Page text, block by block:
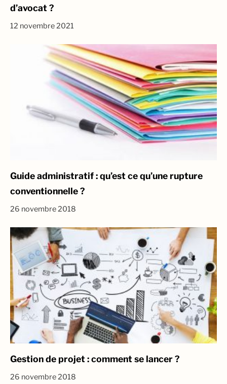
d’avocat ?
12 novembre 2021
Guide administratif : qu’est ce qu’une rupture
conventionnelle ?
26 novembre 2018
Gestion de projet : comment se lancer ?
26 novembre 2018